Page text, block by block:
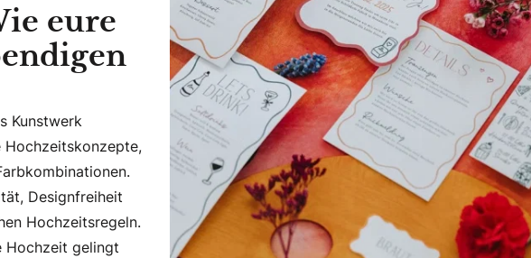
eure
Kunstwerk verwandeln möchtet, setzt auf kreative Hochzeitskonzepte,
Kunstwerk
Designfreiheit
Hochzeitsregeln.
Hochzeit gelingt